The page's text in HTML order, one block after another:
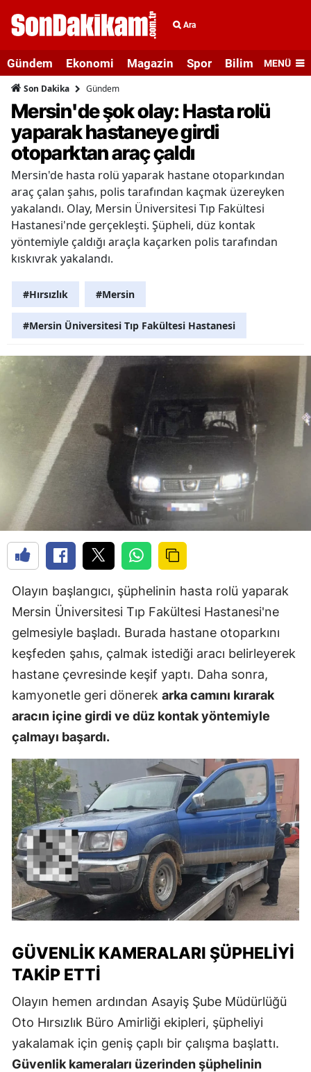
Ara
Gündem Ekonomi Magazin Spor Bilim veMENÜ
Son Dakika Gündem
Mersin'de şok olay: Hasta rolü
yaparak hastaneye girdi
otoparktan araç çaldı
Mersin'de hasta rolü yaparak hastane otoparkından
araç çalan şahıs, polis tarafından kaçmak üzereyken
yakalandı. Olay, Mersin Üniversitesi Tıp Fakültesi
Hastanesi'nde gerçekleşti. Şüpheli, düz kontak
yöntemiyle çaldığı araçla kaçarken polis tarafından
kıskıvrak yakalandı.
#Hırsızlık #Mersin
#Mersin Üniversitesi Tıp Fakültesi Hastanesi
Olayın başlangıcı, şüphelinin hasta rolü yaparak
Mersin Üniversitesi Tıp Fakültesi Hastanesi'ne
gelmesiyle başladı. Burada hastane otoparkını
keşfeden şahıs, çalmak istediği aracı belirleyerek
hastane çevresinde keşif yaptı. Daha sonra,
kamyonetle geri dönerek arka camını kırarak
aracın içine girdi ve düz kontak yöntemiyle
çalmayı başardı.
GÜVENLIK KAMERALARI ŞÜPHELIYI
TAKIP ETTI
Olayın hemen ardından Asayiş Şube Müdürlüğü
Oto Hırsızlık Büro Amirliği ekipleri, şüpheliyi
yakalamak için geniş çaplı bir çalışma başlattı.
Güvenlik kameraları üzerinden şüphelinin